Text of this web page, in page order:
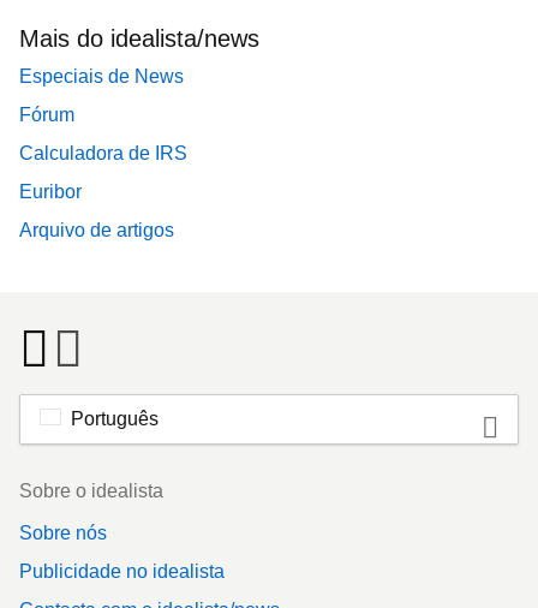
Mais do idealista/news
Especiais de News
Fórum
Calculadora de IRS
Euribor
Arquivo de artigos
Português
Footer
Sobre o idealista
Sobre nós
Publicidade no idealista